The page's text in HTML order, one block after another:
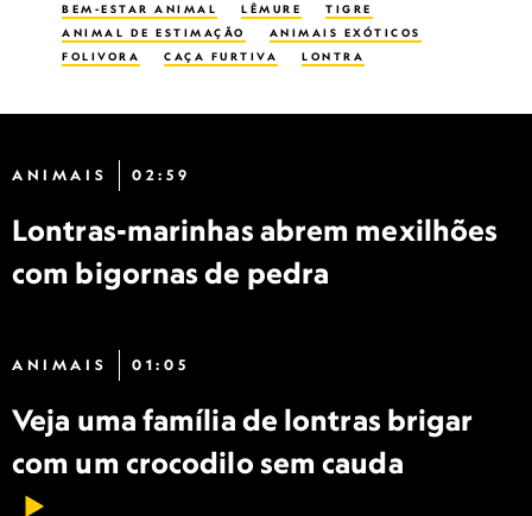
BEM-ESTAR ANIMAL LÊMURE
TIGRE
ANIMAL DE ESTIMAÇÃO
ANIMAIS EXÓTICOS
FOLIVORA
CAÇA FURTIVA LONTRA
ANIMAIS 02:59
Lontras-marinhas abrem mexilhões
com bigornas de pedra
ANIMAIS 01:05
Veja uma família de lontras brigar
com um crocodilo sem cauda